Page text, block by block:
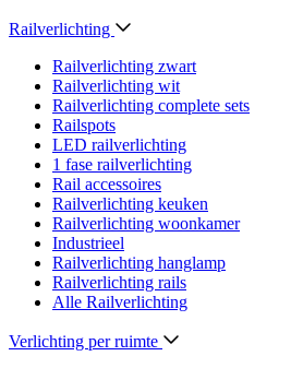
Railverlichting
Railverlichting zwart
Railverlichting wit
Railverlichting complete sets
Railspots
LED railverlichting
1 fase railverlichting
Rail accessoires
Railverlichting keuken
Railverlichting woonkamer
Industrieel
Railverlichting hanglamp
Railverlichting rails
Alle Railverlichting
Verlichting per ruimte